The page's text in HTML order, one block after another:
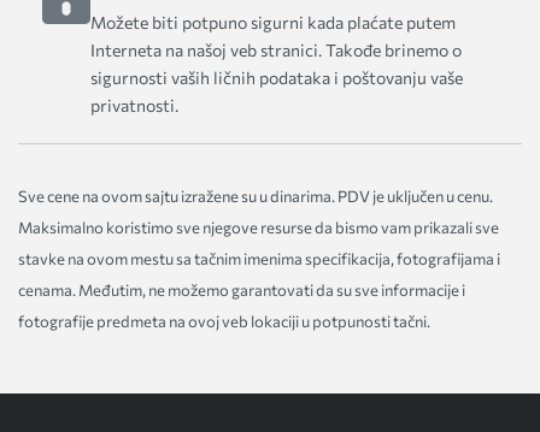
Možete biti potpuno sigurni kada plaćate putem
Interneta na našoj veb stranici. Takođe brinemo o
sigurnosti vaših ličnih podataka i poštovanju vaše
privatnosti.
Sve cene na ovom sajtu izražene su u dinarima. PDV je uključen u cenu.
Maksimalno koristimo sve njegove resurse da bismo vam prikazali sve
stavke na ovom mestu sa tačnim imenima specifikacija, fotografijama i
cenama. Međutim, ne možemo garantovati da su sve informacije i
fotografije predmeta na ovoj veb lokaciji u potpunosti tačni.